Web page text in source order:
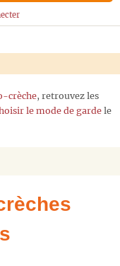
crèche, retrouvez les
le mode de gardele